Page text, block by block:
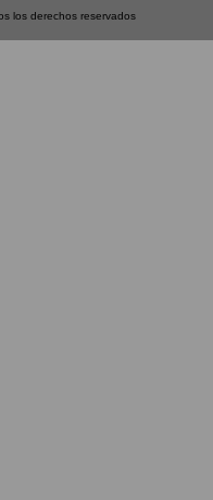
los derechos reservados